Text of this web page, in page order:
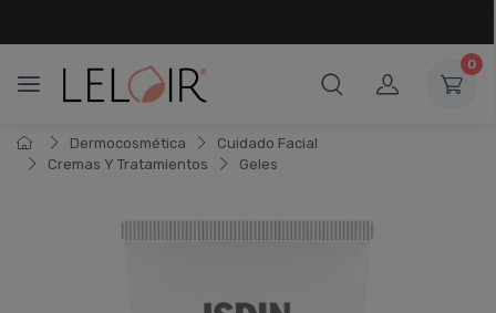
0
Dermocosmética
Cuidado Facial
Cremas Y Tratamientos
Geles